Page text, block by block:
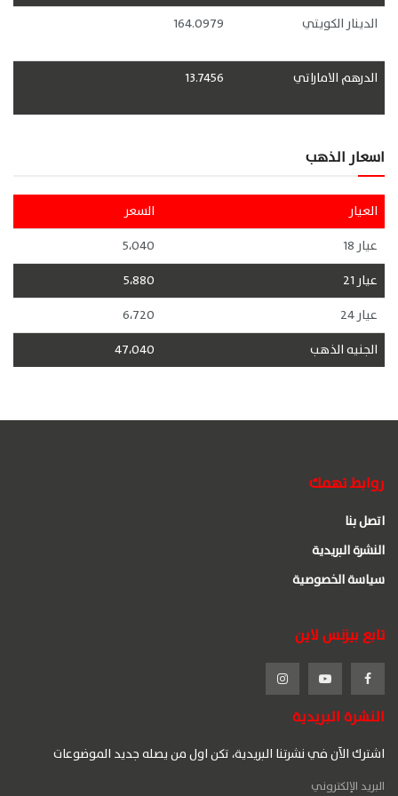
الدينار الكويتي 164.0979
الدرهم الاماراتي 13.7456
اسعار الذهب
العيار
السعر
عيار 18
5،040
عيار 21
5،880
عيار 24
6،720
الجنيه الذهب
47،040
روابط تهمك
اتصل بنا
النشرة البريدية
سياسة الخصوصية
تابع بيزنس لاين
النشرة البريدية
اشترك الآن في نشرتنا البريدية، تكن اول من يصله جديد الموضوعات
البريد الإلكتروني